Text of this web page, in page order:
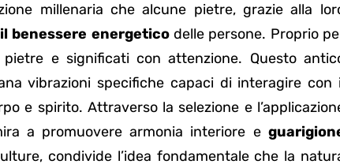
millenaria che alcune pietre, grazie alla
benessere energeticodelle persone. Proprio
e significati con attenzione. Questo
vibrazioni specifiche capaci di interagire con
e spirito. Attraverso la selezione e
a promuovere armonia interiore e
condivide l’idea fondamentale che la